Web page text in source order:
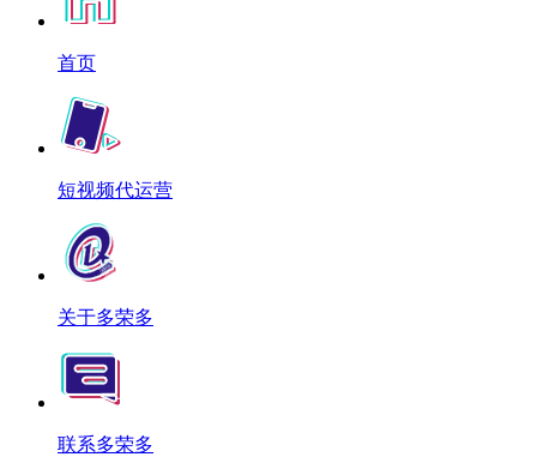
首页
短视频代运营
关于多荣多
联系多荣多